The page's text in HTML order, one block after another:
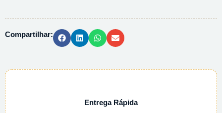
96
917
quantidade
Compartilhar:
Entrega Rápida